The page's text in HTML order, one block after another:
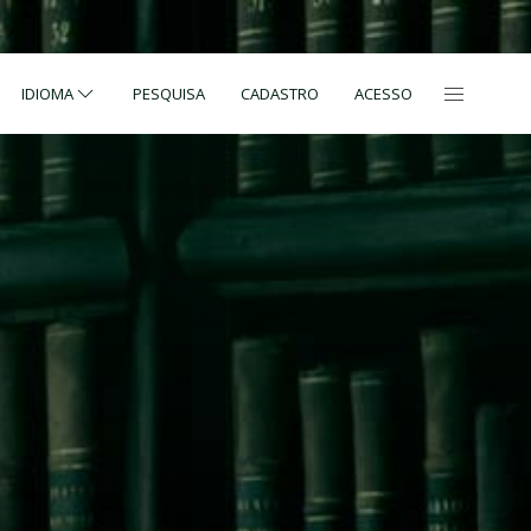
IDIOMA PESQUISA CADASTRO ACESSO